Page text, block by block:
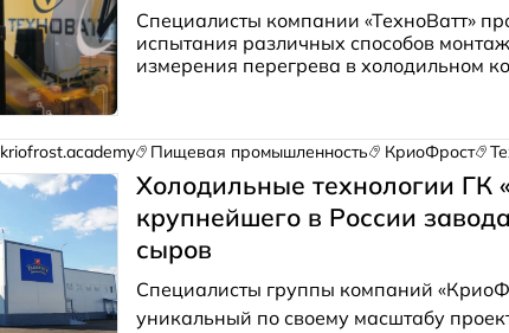
Специалисты компании «ТехноВатт»
испытания различных способов
измерения перегрева в холодильном
kriofrost.academy Пищевая промышленность КриоФрост
Холодильные технологии ГК
крупнейшего в России
сыров
Специалисты группы компаний
уникальный по своему масштабу